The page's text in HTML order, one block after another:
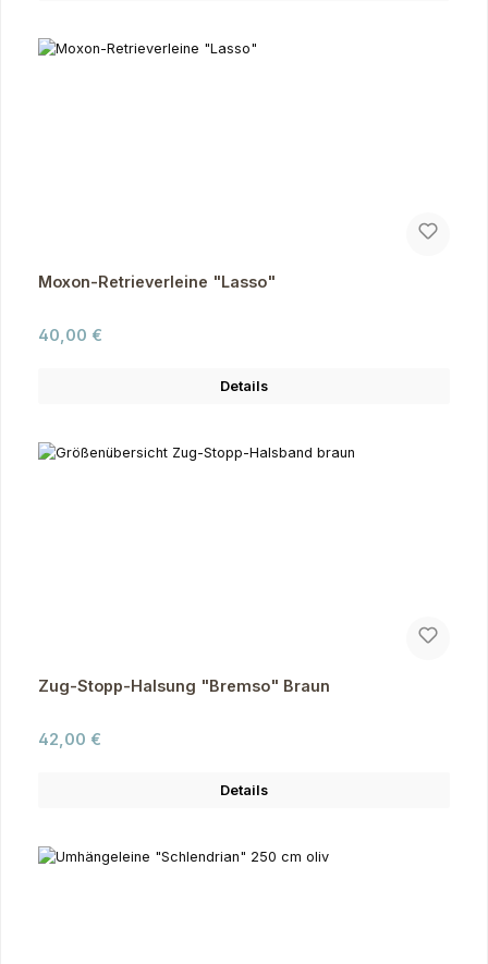
Moxon-Retrieverleine "Lasso"
Regulärer Preis:
40,00 €
Details
Zug-Stopp-Halsung "Bremso" Braun
Regulärer Preis:
42,00 €
Details